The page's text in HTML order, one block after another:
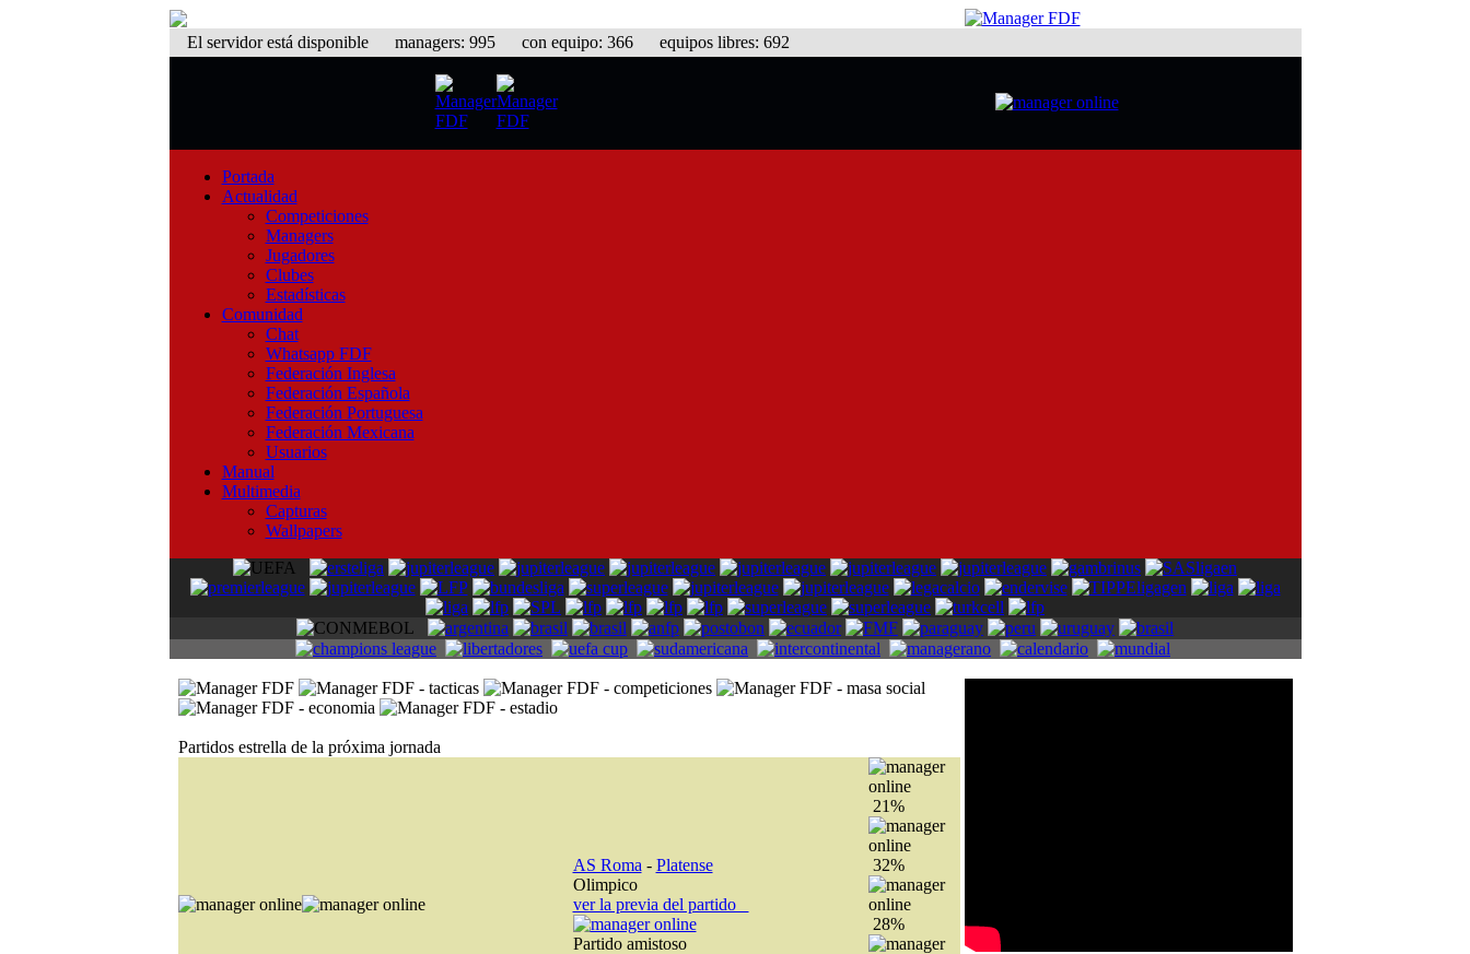
El servidor está disponiblemanagers: 995 con equipo: 366 equipos libres: 692
Portada
Actualidad
Competiciones
Managers
Jugadores
Clubes
Estadísticas
Comunidad
Chat
Whatsapp FDF
Federación Inglesa
Federación Española
Federación Portuguesa
Federación Mexicana
Usuarios
Manual
Multimedia
Capturas
Wallpapers
Partidos estrella de la próxima jornada
AS Roma - Platense
Olimpico
ver la previa del partido
Partido amistoso
21%
32%
28%